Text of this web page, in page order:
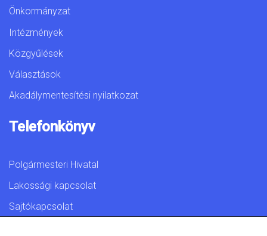
Önkormányzat
Intézmények
Közgyűlések
Választások
Akadálymentesítési nyilatkozat
Telefonkönyv
Polgármesteri Hivatal
Lakossági kapcsolat
Sajtókapcsolat